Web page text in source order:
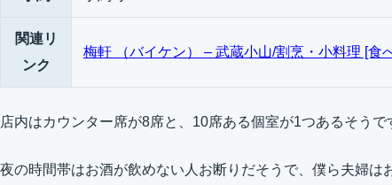
関連リ
ンク
梅軒 （バイケン） – 武蔵小山/割烹・小料理 [食
店内はカウンター席が8席と、10席ある個室が1つあるそうで
夜の時間帯はお酒が飲めない人お断りだそうで、僕ら夫婦は